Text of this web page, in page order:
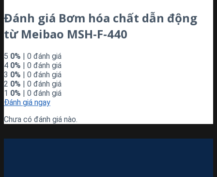
Đánh giá Bơm hóa chất dẫn động
từ Meibao MSH-F-440
5 0% | 0 đánh giá
4 0% | 0 đánh giá
3 0% | 0 đánh giá
2 0% | 0 đánh giá
1 0% | 0 đánh giá
Đánh giá ngay
Chưa có đánh giá nào.